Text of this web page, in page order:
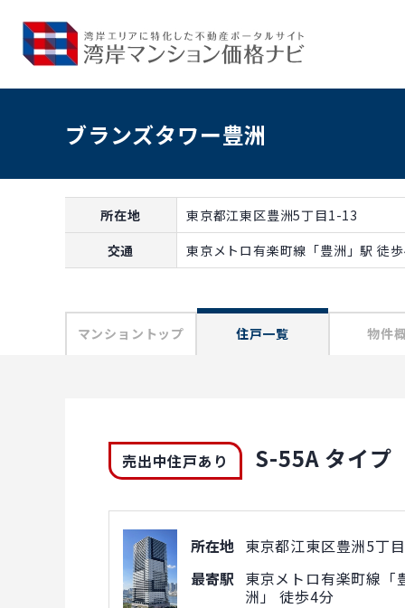
ブランズタワー豊洲
所在地
東京都江東区豊洲5丁目1-13
交通
東京メトロ有楽町線「豊洲」駅 徒
マンショントップ 住戸一覧 物件
売出中住戸あり S-55A タイプ
所在地 東京都江東区豊洲5丁
最寄駅 東京メトロ有楽町線「
洲」 徒歩4分